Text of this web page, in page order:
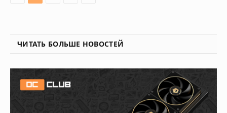
ЧИТАТЬ БОЛЬШЕ НОВОСТЕЙ